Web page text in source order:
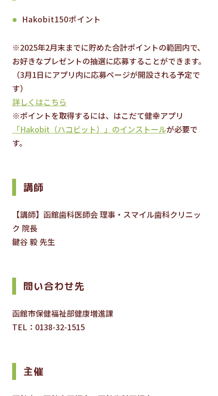
Hakobit150ポイント
※2025年2月末までに貯めた合計ポイントの範囲内で、
お好きなプレゼントの抽選に応募することができます。
（3月1日にアプリ内に応募ページが開設される予定で
す）
詳しくはこちら
※ポイントを取得するには、はこだて健幸アプリ
「Hakobit（ハコビット）」のインストールが必要で
す。
講師
【講師】函館歯科医師会 理事・スマイル歯科クリニッ
ク 院長
鍵谷 毅 先生
問い合わせ先
函館市保健福祉部健康増進課
TEL：0138-32-1515
主催